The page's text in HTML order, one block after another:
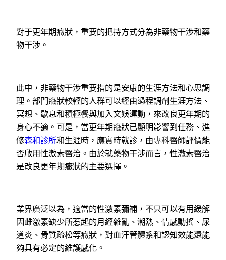
對于更年期癥狀，重要的把持方式分為非藥物干涉和藥
物干涉。
此中，非藥物干涉重要指的是安康的生涯方法和心思調
理。部門癥狀較輕的人群可以經由過程調劑生涯方法、
冥想、歇息和積極餐與加入文娛運動，來改良更年期的
身心不適。可是，當更年期癥狀已顯明影響到任務、進
修森和診所和生涯時，應實時就診，由專科醫師評價能
否啟用性激素醫治。由於就藥物干涉而言，性激素醫治
是改良更年期癥狀的主要選擇。
業界廣泛以為，適當的性激素彌補，不只可以有用緩解
因雌激素缺少所惹起的月經雜亂、潮熱、情感動搖、尿
道炎、骨質疏松等癥狀，對血汗管體系和認知效能還能
夠具有必定的維護感化。